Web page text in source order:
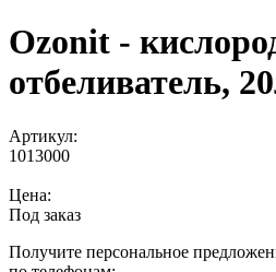
Ozonit -
отбеливатель,
Артикул:
1013000
Цена:
Под заказ
Получите персональное